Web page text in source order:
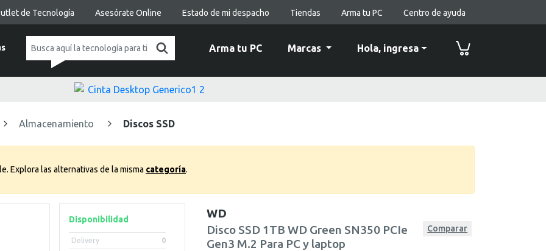
de Tecnología Asesórate Online Estado de mi despacho Tiendas Arma tu PC Centro de ayuda
Arma tu PC Marcas Hola, ingresa
Almacenamiento Discos SSD
Explora las alternativas de la misma categoría.
Disponibilidad
Delivery 0
WD
Disco SSD 1TB WD Green SN350 PCIe
Gen3 M.2 Para PC y laptop
Comparar